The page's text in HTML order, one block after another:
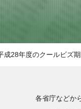
成28年度のクールビズ
各省庁などか